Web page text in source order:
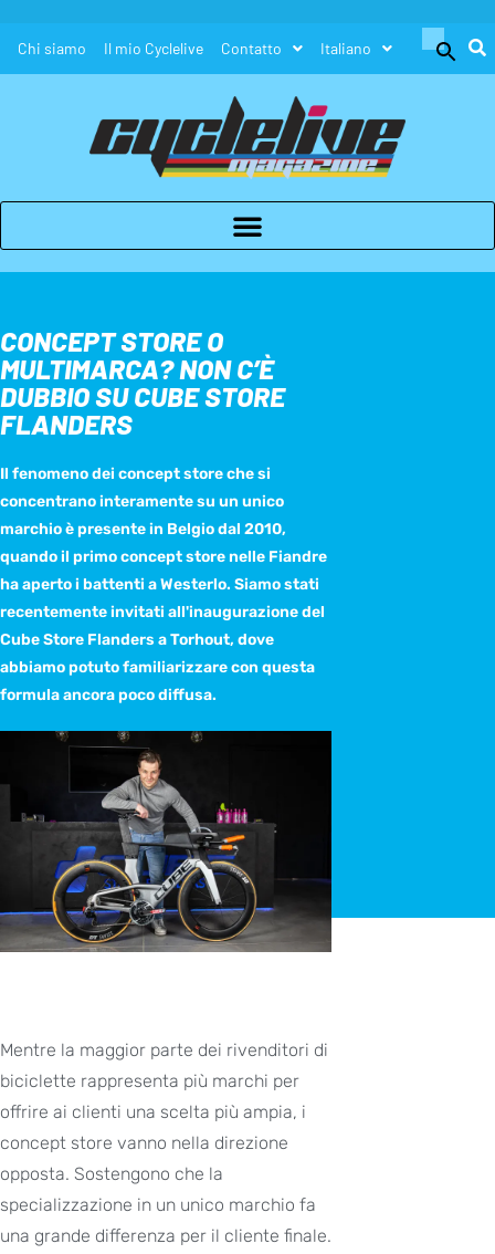
Chi siamo Il mio Cyclelive Contatto Italiano
Search
Search Button
CONCEPT STORE O
MULTIMARCA? NON C’È
DUBBIO SU CUBE STORE
FLANDERS
Il fenomeno dei concept store che si
concentrano interamente su un unico
marchio è presente in Belgio dal 2010,
quando il primo concept store nelle Fiandre
ha aperto i battenti a Westerlo. Siamo stati
recentemente invitati all'inaugurazione del
Cube Store Flanders a Torhout, dove
abbiamo potuto familiarizzare con questa
formula ancora poco diffusa.
Mentre la maggior parte dei rivenditori di
biciclette rappresenta più marchi per
offrire ai clienti una scelta più ampia, i
concept store vanno nella direzione
opposta. Sostengono che la
specializzazione in un unico marchio fa
una grande differenza per il cliente finale.